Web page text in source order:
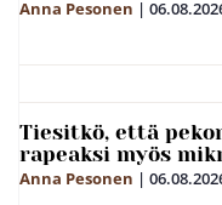
Anna Pesonen |
Tiesitkö, että
rapeaksi myös
Anna Pesonen |